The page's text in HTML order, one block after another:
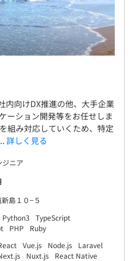
内向けDX推進の他、大手企業
ーション開発等をお任せしま
組み対応していくため、特定
詳しく見る
ニア
島１０−５
Python3
TypeScript
PHP
Ruby
Vue.js Node.js
Laravel
Nuxt.js React Native